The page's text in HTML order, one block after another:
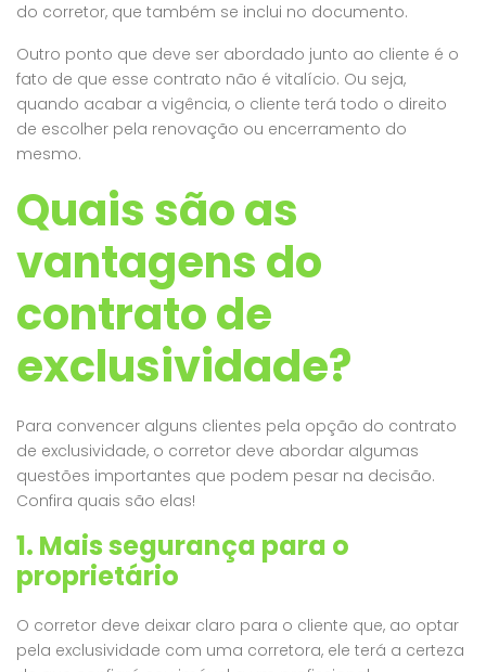
do corretor, que também se inclui no documento.
Outro ponto que deve ser abordado junto ao cliente é o
fato de que esse contrato não é vitalício. Ou seja,
quando acabar a vigência, o cliente terá todo o direito
de escolher pela renovação ou encerramento do
mesmo.
Quais são as
vantagens do
contrato de
exclusividade?
Para convencer alguns clientes pela opção do contrato
de exclusividade, o corretor deve abordar algumas
questões importantes que podem pesar na decisão.
Confira quais são elas!
1. Mais segurança para o
proprietário
O corretor deve deixar claro para o cliente que, ao optar
pela exclusividade com uma corretora, ele terá a certeza
TERRENO DE 400m² NO CONDOMÍNIO PORTAL DA SERRA – RANCHO QUEIMADO/SC
Mil
Mil